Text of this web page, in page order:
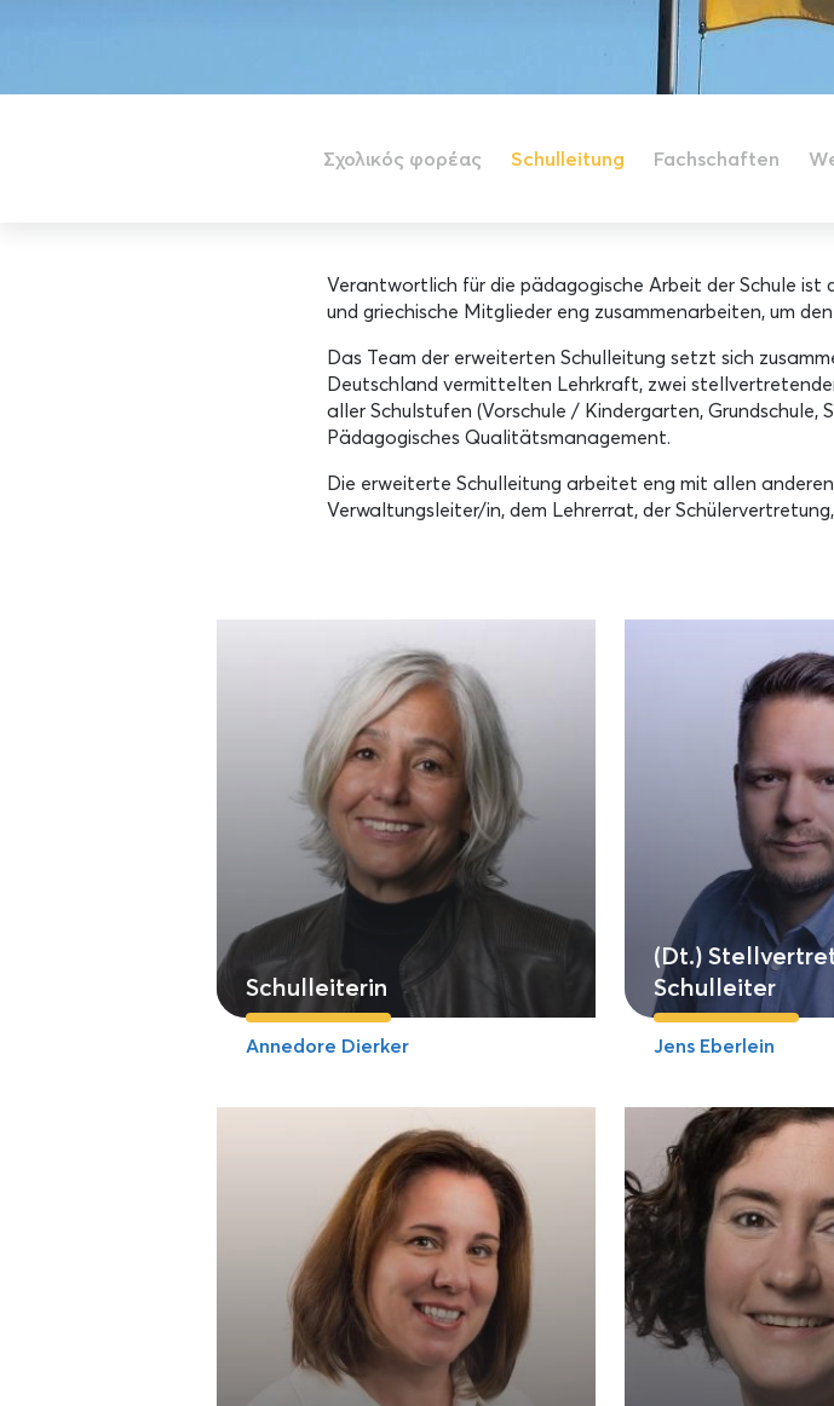
Σχολικός φορέας Schulleitung Fachschaften
Verantwortlich für die pädagogische Arbeit der Schule ist
und griechische Mitglieder eng zusammenarbeiten, um
Das Team der erweiterten Schulleitung setzt sich
Deutschland vermittelten Lehrkraft, zwei
aller Schulstufen (Vorschule / Kindergarten,
Pädagogisches Qualitätsmanagement.
Die erweiterte Schulleitung arbeitet eng mit allen
Verwaltungsleiter/in, dem Lehrerrat, der
Schulleiterin
Annedore Dierker
(Dt.)
Schulleiter
Jens Eberlein